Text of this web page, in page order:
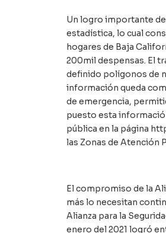
Un logro importante
estadística, lo cual
hogares de Baja
200mil despensas. El
definido polígonos de
información queda
de emergencia,
puesto esta
pública en la página
las Zonas de Atención
El compromiso de la
más lo necesitan
Alianza para la
enero del 2021 logró